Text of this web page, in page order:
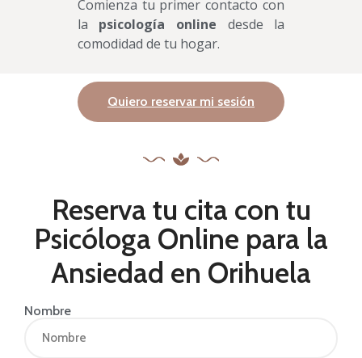
Comienza tu primer contacto con
la psicología online desde la
comodidad de tu hogar.
Quiero reservar mi sesión
Reserva tu cita con tu
Psicóloga Online para la
Ansiedad en Orihuela
Nombre